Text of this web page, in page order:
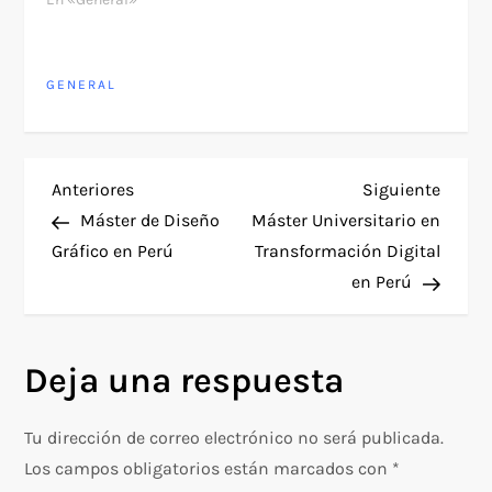
GENERAL
N
a
g
a
Entrada
anterior
Anteriores
Máster de Diseño
Gráfico en Perú
Siguiente
Máster Universitario en
Transformación Digital
en Perú
Deja una respuesta
Tu dirección de correo electrónico no será publicada.
Los campos obligatorios están marcados con *